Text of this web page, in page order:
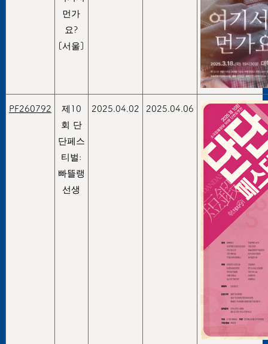
먼가
요?
[서울]
PF260792
제10
회 단
단페스
티벌:
빠뜰랭
선생
2025.04.02 2025.04.06